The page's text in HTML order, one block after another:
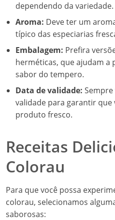
dependendo da variedade.
Aroma: Deve ter um
típico das especiarias
Embalagem: Prefira
herméticas, que ajudam a
sabor do tempero.
Data de validade:
validade para garantir
produto fresco.
Receitas
Colorau
Para que você possa
colorau, selecionamos
saborosas: